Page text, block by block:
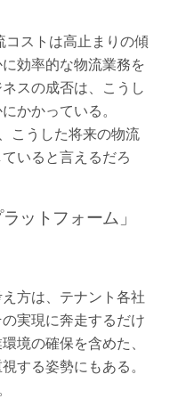
コストは高止まりの傾
効率的な物流業務を
スの成否は、こうし
かかっている。
こうした将来の物流
いると言えるだろ
ットフォーム」
方は、テナント各社
実現に奔走するだけ
境の確保を含めた、
する姿勢にもある。